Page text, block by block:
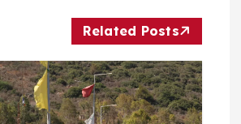
م
ق
Related Posts